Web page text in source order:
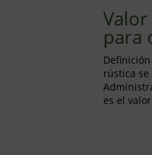
para
rústica
es el